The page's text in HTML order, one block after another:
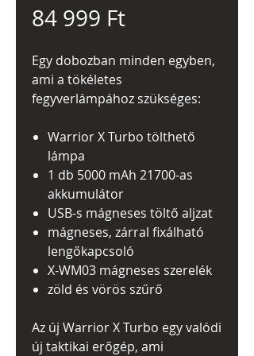
84 999 FtÁr
Egy dobozban minden egyben,
ami a tökéletes
fegyverlámpához szükséges:
Warrior X Turbo tölthető
lámpa
1 db 5000 mAh 21700-as
akkumulátor
USB-s mágneses töltő aljzat
mágneses, zárral fixálható
lengőkapcsoló
X-WM03 mágneses szerelék
zöld és vörös szűrő
Az új Warrior X Turbo egy valódi
új taktikai erőgép, ami